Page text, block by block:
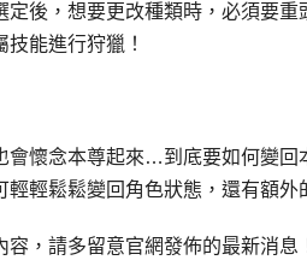
定後，想要更改種類時，必須要
能進行狩獵！
會懷念本尊起來…到底要如何變
輕鬆鬆變回角色狀態，還有額外
，請多留意官網發佈的最新消息